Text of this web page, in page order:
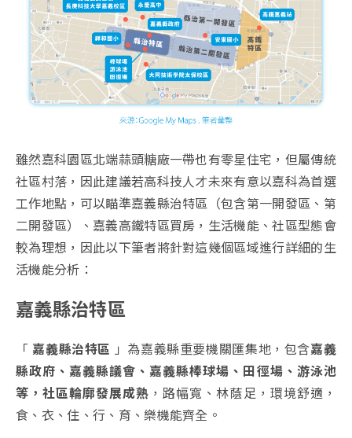
雖然嘉科園區北端蒜頭糖廠一帶也有零星住宅，但屬傳統
社區村落，因此建議若高科技人才未來有意以嘉科為首選
工作地點，可以瞄準嘉義縣治特區（包含第一開發區、第
二開發區）、嘉義高鐵特區買房，生活機能、社區型態會
較為理想，因此以下筆者將針對這幾個區域進行詳細的生
活機能分析：
嘉義縣治特區
「 嘉義縣治特區 」為嘉義縣重要機關匯集地，包含嘉義
縣政府、嘉義縣議會、嘉義縣棒球場、田徑場、游泳池
等，社區輪廓發展成熟 ，路幅寬、林蔭足，環境舒適，
食、衣、住、行、育、樂機能齊全。